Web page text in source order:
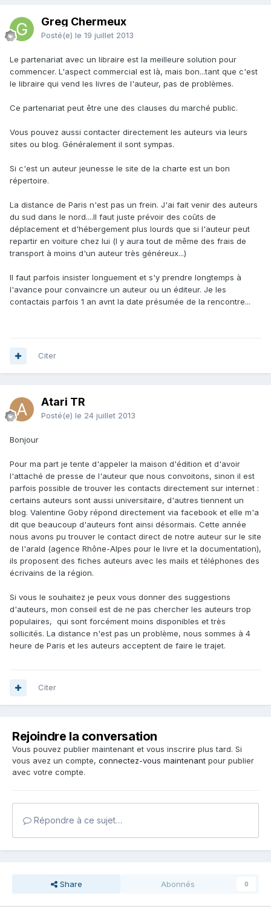
Greg Chermeux
Posté(e) le 19 juillet 2013
Le partenariat avec un libraire est la meilleure solution pour
commencer. L'aspect commercial est là, mais bon...tant que c'est
le libraire qui vend les livres de l'auteur, pas de problèmes.
Ce partenariat peut être une des clauses du marché public.
Vous pouvez aussi contacter directement les auteurs via leurs
sites ou blog. Généralement il sont sympas.
Si c'est un auteur jeunesse le site de la charte est un bon
répertoire.
La distance de Paris n'est pas un frein. J'ai fait venir des auteurs
du sud dans le nord....Il faut juste prévoir des coûts de
déplacement et d'hébergement plus lourds que si l'auteur peut
repartir en voiture chez lui (l y aura tout de même des frais de
transport à moins d'un auteur très généreux...)
Il faut parfois insister longuement et s'y prendre longtemps à
l'avance pour convaincre un auteur ou un éditeur. Je les
contactais parfois 1 an avnt la date présumée de la rencontre...
Citer
Atari TR
Posté(e) le 24 juillet 2013
Bonjour
Pour ma part je tente d'appeler la maison d'édition et d'avoir
l'attaché de presse de l'auteur que nous convoitons, sinon il est
parfois possible de trouver les contacts directement sur internet :
certains auteurs sont aussi universitaire, d'autres tiennent un
blog. Valentine Goby répond directement via facebook et elle m'a
dit que beaucoup d'auteurs font ainsi désormais. Cette année
nous avons pu trouver le contact direct de notre auteur sur le site
de l'arald (agence Rhône-Alpes pour le livre et la documentation),
ils proposent des fiches auteurs avec les mails et téléphones des
écrivains de la région.
Si vous le souhaitez je peux vous donner des suggestions
d'auteurs, mon conseil est de ne pas chercher les auteurs trop
populaires, qui sont forcément moins disponibles et très
sollicités. La distance n'est pas un problème, nous sommes à 4
heure de Paris et les auteurs acceptent de faire le trajet.
Citer
Rejoindre la conversation
Vous pouvez publier maintenant et vous inscrire plus tard. Si
vous avez un compte, connectez-vous maintenant pour publier
avec votre compte.
Répondre à ce sujet…
Share Abonnés 0